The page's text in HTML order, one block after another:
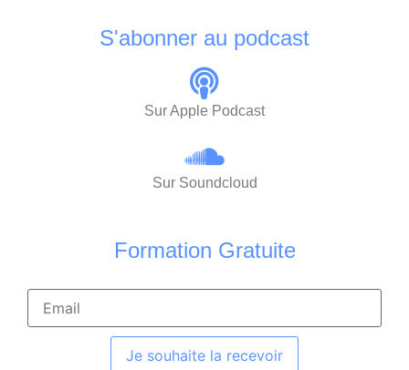
S'abonner au podcast
Sur Apple Podcast
Sur Soundcloud
Formation Gratuite
Je souhaite la recevoir